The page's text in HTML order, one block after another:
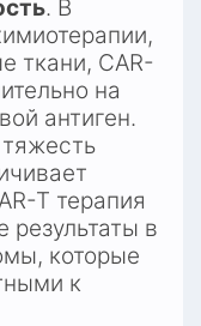
. В
ткани, CAR-
на
антиген.
T терапия
в
которые
к